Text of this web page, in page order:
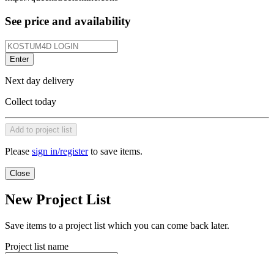
See price and availability
Enter
Next day delivery
Collect today
Add to project list
Please sign in/registerto save items.
Close
New Project List
Save items to a project list which you can come back later.
Project list name